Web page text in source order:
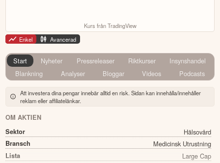
Kurs från TradingView
Enkel
Avancerad
Start Nyheter Pressreleaser Riktkurser
Insynshandel
Blankning
Analyser Bloggar Videos Podcasts
Att investera dina pengar innebär alltid en risk. Sidan kan innehålla/innehåller
reklam eller affiliatelänkar.
OM AKTIEN
Sektor
Hälsovård
Bransch Medicinsk Utrustning
Lista Large Cap